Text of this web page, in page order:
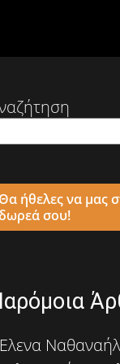
ήθελες να μας
σου!